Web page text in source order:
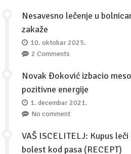
Nesavesno lečenje u
zakaže
10. oktobar 2025.
2 Comments
Novak Đoković izbacio
pozitivne energije
1. decembar 2021.
No comment
VAŠ ISCELITELJ: Kupus
bolest kod pasa (RECEPT)